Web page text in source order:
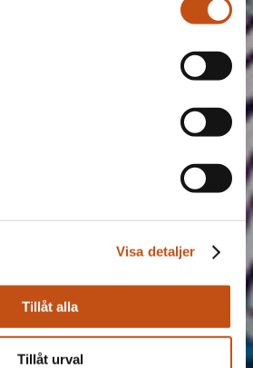
Visa detaljer
Tillåt alla
Tillåt urval